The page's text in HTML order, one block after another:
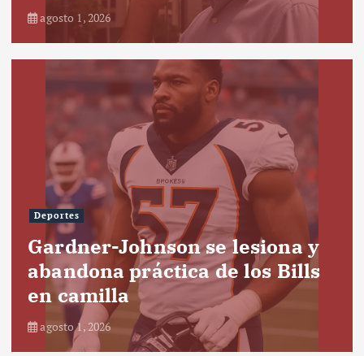
agosto 1, 2026
Deportes
Gardner-Johnson se lesiona y
abandona práctica de los Bills
en camilla
agosto 1, 2026